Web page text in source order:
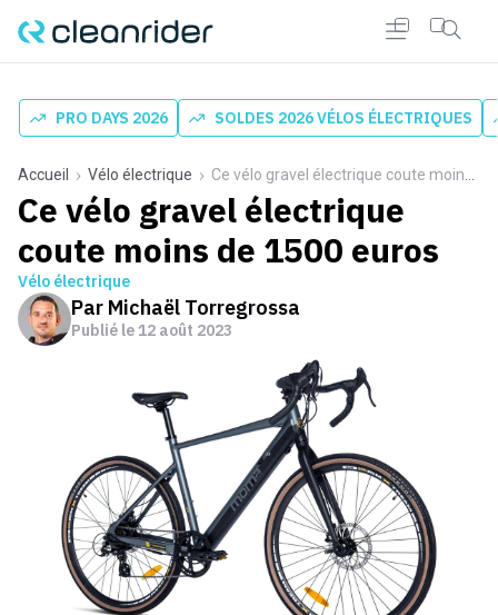
PRO DAYS 2026 SOLDES 2026 VÉLOS ÉLECTRIQUES
Accueil Vélo électrique Ce vélo gravel électrique coute moins de 1500 euros
Ce vélo gravel électrique
coute moins de 1500 euros
Vélo électrique
Par Michaël Torregrossa
Publié le12 août 2023